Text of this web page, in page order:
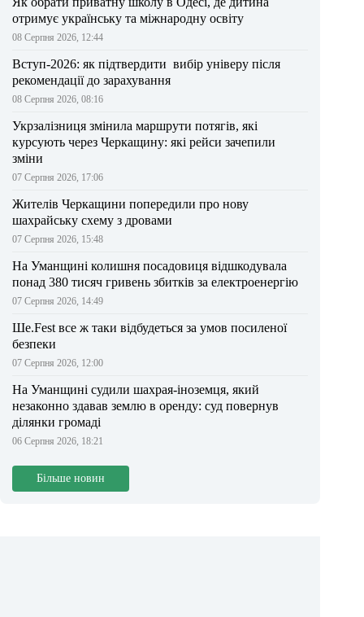
отримує українську та міжнародну освіту
08 Серпня 2026, 12:44
Вступ-2026: як підтвердити вибір універу після
рекомендації до зарахування
08 Серпня 2026, 08:16
Укрзалізниця змінила маршрути потягів, які
курсують через Черкащину: які рейси зачепили
зміни
07 Серпня 2026, 17:06
Жителів Черкащини попередили про нову
шахрайську схему з дровами
07 Серпня 2026, 15:48
На Уманщині колишня посадовиця відшкодувала
понад 380 тисяч гривень збитків за електроенергію
07 Серпня 2026, 14:49
Ше.Fest все ж таки відбудеться за умов посиленої
безпеки
07 Серпня 2026, 12:00
На Уманщині судили шахрая-іноземця, який
незаконно здавав землю в оренду: суд повернув
ділянки громаді
06 Серпня 2026, 18:21
Більше новин